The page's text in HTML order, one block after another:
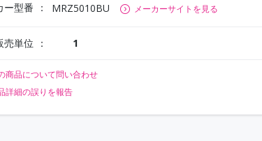
ー型番 MRZ5010BU メーカーサイトを見る
売単位 1
商品について問い合わせ
詳細の誤りを報告